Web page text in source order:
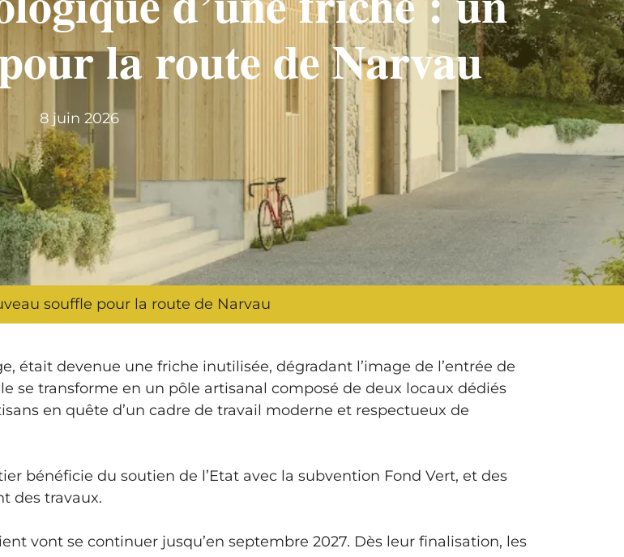
la route de Narvau
8 juin 2026
souffle pour la route de Narvau
était devenue une friche inutilisée, dégradant l’image de l’entrée de
se transforme en un pôle artisanal composé de deux locaux dédiés
en quête d’un cadre de travail moderne et respectueux de
bénéficie du soutien de l’Etat avec la subvention Fond Vert, et des
des travaux.
vont se continuer jusqu’en septembre 2027. Dès leur finalisation, les